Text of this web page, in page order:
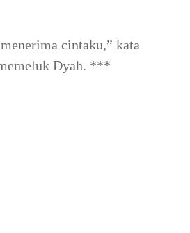
cintaku,” kata
Dyah. ***